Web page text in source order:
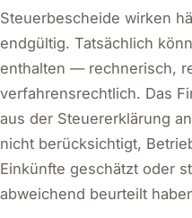
Steuerbescheide wirken
endgültig. Tatsächlich
enthalten — rechnerisch,
verfahrensrechtlich. Das
aus der Steuererklärung
nicht berücksichtigt,
Einkünfte geschätzt oder
abweichend beurteilt